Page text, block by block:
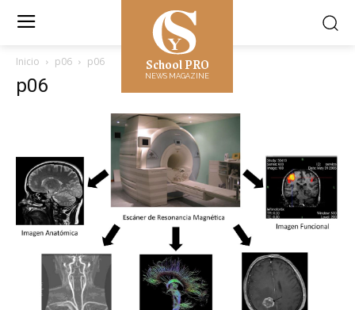
School PRO
NEWS MAGAZINE
Inicio p06 p06
p06